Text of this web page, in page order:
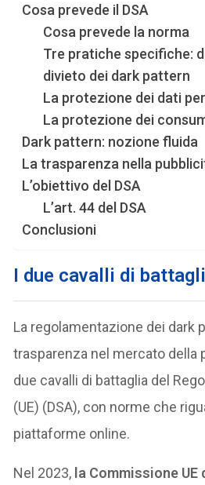
Cosa prevede il DSA
Cosa prevede la norma
Tre pratiche specifiche:
divieto dei dark pattern
La protezione dei dati
La protezione dei
Dark pattern: nozione fluida
La trasparenza nella
L’obiettivo del DSA
L’art. 44 del DSA
Conclusioni
I due cavalli di
La regolamentazione dei dark
trasparenza nel mercato della
due cavalli di battaglia del
(UE) (DSA), con norme che
piattaforme online.
Nel 2023, la Commissione